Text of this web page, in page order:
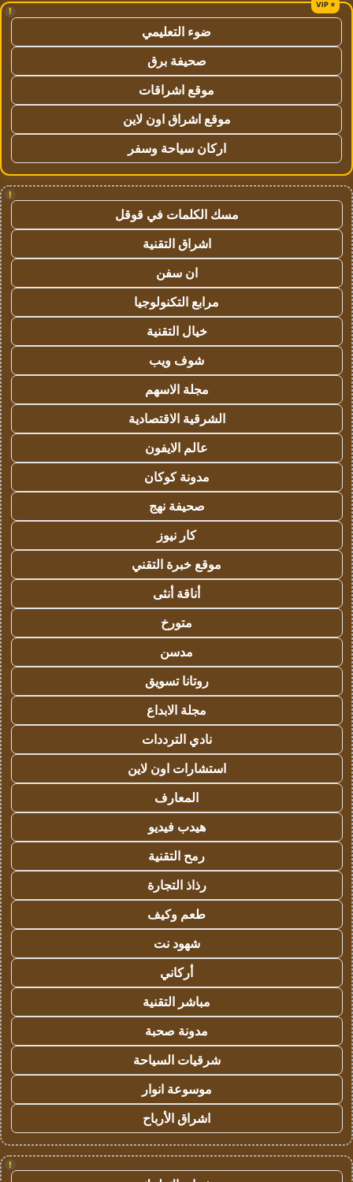
!
ضوء التعليمي
صحيفة برق
موقع اشراقات
موقع اشراق اون لاين
اركان سياحة وسفر
!
مسك الكلمات في قوقل
اشراق التقنية
ان سفن
مرابع التكنولوجيا
خيال التقنية
شوف ويب
مجلة الاسهم
الشرقية الاقتصادية
عالم الايفون
مدونة كوكان
صحيفة نهج
كار نيوز
موقع خبرة التقني
أناقة أنثى
متورخ
مدسن
روتانا تسويق
مجلة الابداع
نادي الترددات
استشارات اون لاين
المعارف
هيدب فيديو
رمح التقنية
رذاذ التجارة
طعم وكيف
شهود نت
أركاني
مباشر التقنية
مدونة صحبة
شرقيات السياحة
موسوعة انوار
اشراق الأرباح
!